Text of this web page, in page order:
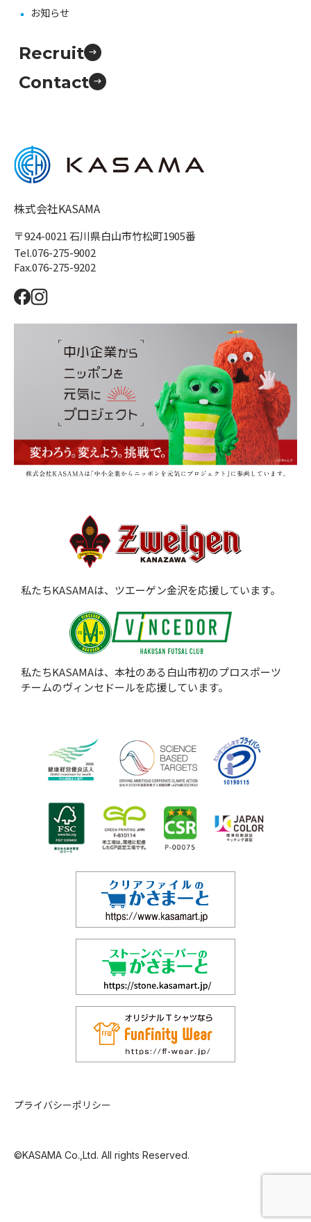
お知らせ
Recruit
Contact
株式会社KASAMA
〒924-0021 石川県白山市竹松町1905番
Tel.076-275-9002
Fax.076-275-9202
私たちKASAMAは、ツエーゲン金沢を応援しています。
私たちKASAMAは、本社のある白山市初のプロスポーツ
チームのヴィンセドールを応援しています。
©KASAMA Co.,Ltd. All rights Reserved.
プライバシーポリシー